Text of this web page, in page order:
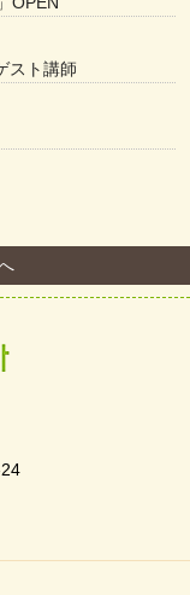
スト講師
」
に掲載されました